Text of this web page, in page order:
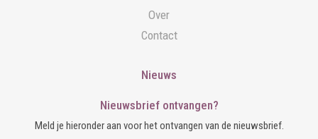
Over
Contact
Nieuws
Nieuwsbrief ontvangen?
Meld je hieronder aan voor het ontvangen van de nieuwsbrief.